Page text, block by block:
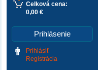
Celková cena:
0,00 €
Prihlásenie
Prihlásiť
Registrácia